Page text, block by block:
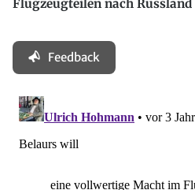
Flugzeugteilen nach Russland
Feedback